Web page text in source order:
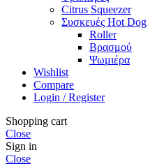
Citrus Squeezer
Συσκευές Hot Dog
Roller
Βρασμού
Ψωμιέρα
Wishlist
Compare
Login / Register
Shopping cart
Close
Sign in
Close